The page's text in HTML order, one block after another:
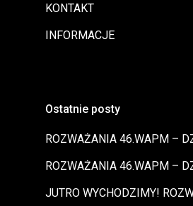
KONTAKT
INFORMACJE
Ostatnie posty
ROZWAŻANIA 46.WAPM –
ROZWAŻANIA 46.WAPM –
JUTRO WYCHODZIMY!